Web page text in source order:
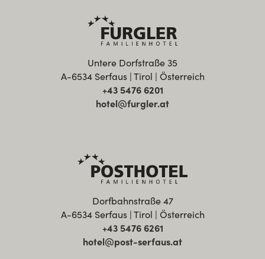
Untere Dorfstraße 35
A-6534 Serfaus | Tirol | Österreich
+43 5476 6201
hotel@furgler.at
Dorfbahnstraße 47
A-6534 Serfaus | Tirol | Österreich
+43 5476 6261
hotel@post-serfaus.at